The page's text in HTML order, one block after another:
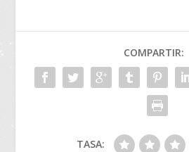
COMPARTIR:
TASA: